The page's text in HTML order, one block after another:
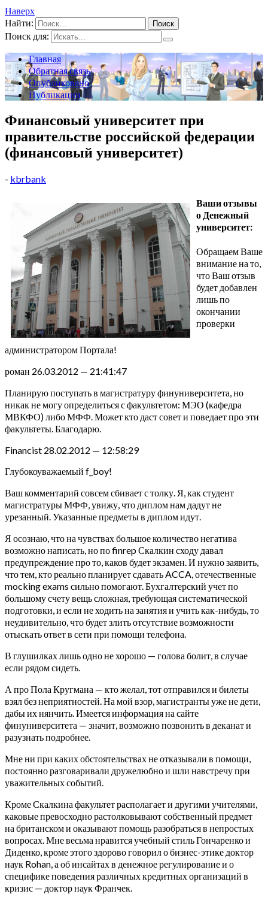
Наверх
Найти:
Поиск для:
Главная
Обратная связь
Опубликовано
Публикации
Финансовый университет при
правительстве российской федерации
(финансовый университет)
- kbrbank
Ваши отзывы
о Денежный
университет:
Обращаем Ваше
внимание на то,
что Ваш отзыв
будет добавлен
лишь по
окончании
проверки
администратором Портала!
роман 26.03.2012 — 21:41:47
Планирую поступать в магистратуру финуниверситета, но
никак не могу определиться с факультетом: МЭО (кафедра
МВКФО) либо МФФ. Может кто даст совет и поведает про эти
факультеты. Благодарю.
Financist 28.02.2012 — 12:58:29
Глубокоуважаемый f_boy!
Ваш комментарий совсем сбивает с толку. Я, как студент
магистратуры МФФ, увижу, что диплом нам дадут не
урезанный. Указанные предметы в диплом идут.
Я осознаю, что на чувствах большое количество негатива
возможно написать, но по finrep Скалкин сходу давал
предупреждение про то, каков будет экзамен. И нужно заявить,
что тем, кто реально планирует сдавать ACCA, отечественные
mocking exams сильно помогают. Бухгалтерский учет по
большому счету вещь сложная, требующая систематической
подготовки, и если не ходить на занятия и учить как-нибудь, то
неудивительно, что будет злить отсутствие возможности
отыскать ответ в сети при помощи телефона.
В глушилках лишь одно не хорошо — голова болит, в случае
если рядом сидеть.
А про Пола Кругмана — кто желал, тот отправился и билеты
взял без неприятностей. На мой взор, магистранты уже не дети,
дабы их нянчить.Имеется информация на сайте
финуниверситета — значит, возможно позвонить в деканат и
разузнать подробнее.
Мне ни при каких обстоятельствах не отказывали в помощи,
постоянно разговаривали дружелюбно и шли навстречу при
уважительных событий.
Кроме Скалкина факультет располагает и другими учителями,
каковые превосходно растолковывают собственный предмет
на британском и оказывают помощь разобраться в непростых
вопросах. Мне весьма нравится учебный стиль Гончаренко и
Диденко, кроме этого здорово говорил о бизнес-этике доктор
наук Rohan, а об инсайтах в денежное регулирование и о
специфике поведения различных кредитных организаций в
кризис — доктор наук Франчек.